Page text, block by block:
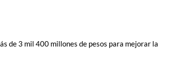
de 3 mil 400 millones de pesos para mejorar la